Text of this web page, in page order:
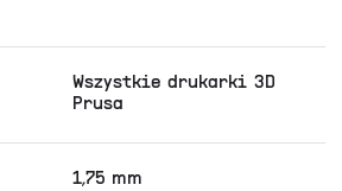
Wszystkie drukarki 3D
Prusa
1,75 mm